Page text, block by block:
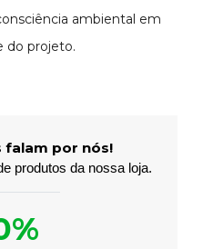
ambiental em
do projeto.
falam por nós!
produtos da nossa loja.